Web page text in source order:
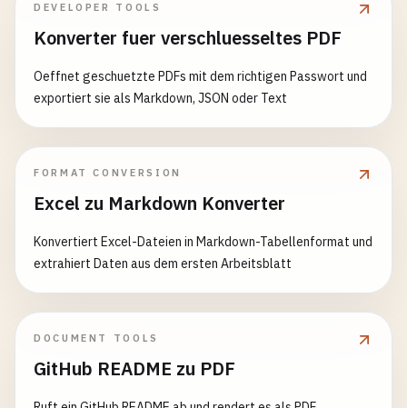
DEVELOPER TOOLS
Konverter fuer verschluesseltes PDF
Oeffnet geschuetzte PDFs mit dem richtigen Passwort und
exportiert sie als Markdown, JSON oder Text
FORMAT CONVERSION
Excel zu Markdown Konverter
Konvertiert Excel-Dateien in Markdown-Tabellenformat und
extrahiert Daten aus dem ersten Arbeitsblatt
DOCUMENT TOOLS
GitHub README zu PDF